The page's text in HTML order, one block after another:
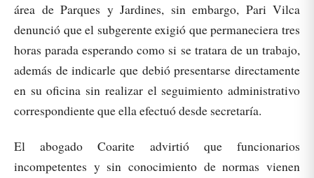
área de Parques y Jardines, sin embargo, Pari Vilca
denunció que el subgerente exigió que permaneciera tres
horas parada esperando como si se tratara de un trabajo,
además de indicarle que debió presentarse directamente
en su oficina sin realizar el seguimiento administrativo
correspondiente que ella efectuó desde secretaría.
El abogado Coarite advirtió que funcionarios
incompetentes y sin conocimiento de normas vienen